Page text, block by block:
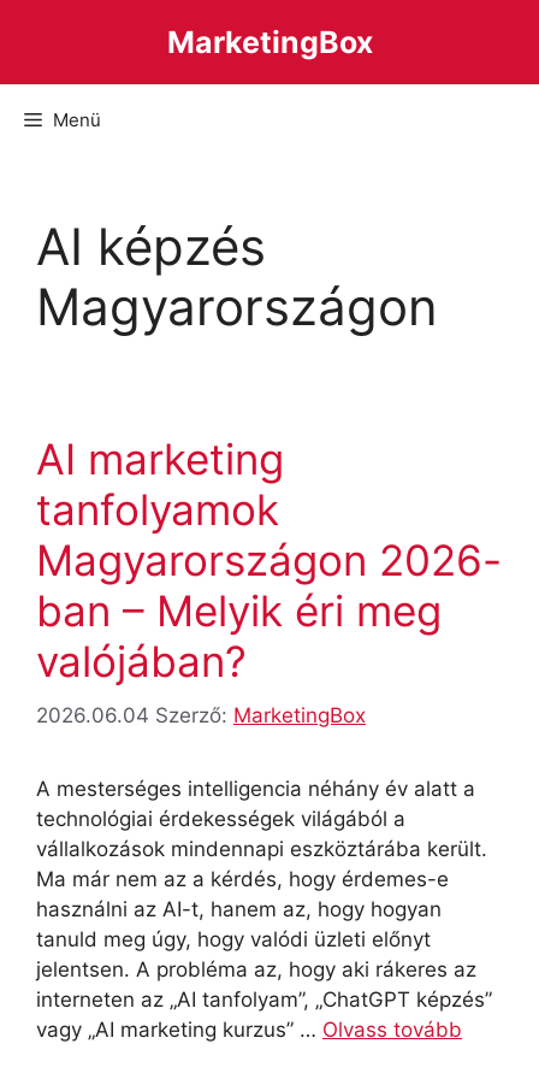
MarketingBox
Menü
AI képzés
Magyarországon
AI marketing
tanfolyamok
Magyarországon 2026-
ban – Melyik éri meg
valójában?
2026.06.04 Szerző: MarketingBox
A mesterséges intelligencia néhány év alatt a
technológiai érdekességek világából a
vállalkozások mindennapi eszköztárába került.
Ma már nem az a kérdés, hogy érdemes-e
használni az AI-t, hanem az, hogy hogyan
tanuld meg úgy, hogy valódi üzleti előnyt
jelentsen. A probléma az, hogy aki rákeres az
interneten az „AI tanfolyam”, „ChatGPT képzés”
vagy „AI marketing kurzus” … Olvass tovább